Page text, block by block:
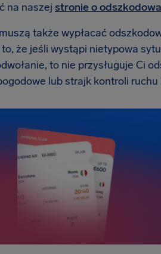
na naszej stronie o
także wypłacać
że jeśli wystąpi nietypowa
to nie przysługuje Ci
lub strajk kontroli ruchu